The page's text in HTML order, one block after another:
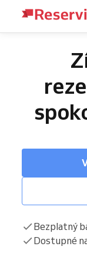
Bezplatný
Dostupné